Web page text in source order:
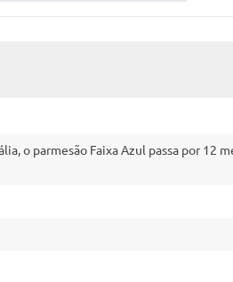
o parmesão Faixa Azul passa por 12